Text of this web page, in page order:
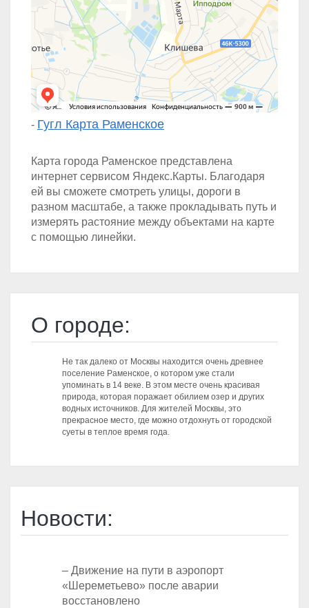
- Гугл Карта Раменское
Карта города Раменское представлена
интернет сервисом Яндекс.Карты. Благодаря
ей вы сможете смотреть улицы, дороги в
разном масштабе, а также прокладывать путь и
измерять растояние между объектами на карте
с помощью линейки.
О городе:
Не так далеко от Москвы находится очень древнее
поселение Раменское, о котором уже стали
упоминать в 14 веке. В этом месте очень красивая
природа, которая поражает обилием озер и других
водных источников. Для жителей Москвы, это
прекрасное место, где можно отдохнуть от городской
суеты в теплое время года.
Новости:
– Движение на пути в аэропорт
«Шереметьево» после аварии
восстановлено